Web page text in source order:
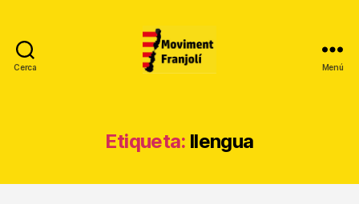
Cerca Menú
Etiqueta: llengua